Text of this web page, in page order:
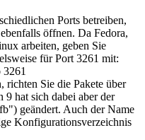
Ports betreiben,
öffnen. Da Fedora,
arbeiten, geben Sie
für Port 3261 mit:
Sie die Pakete über
9 hat sich dabei aber der
geändert. Auch der Name
Konfigurationsverzeichnis